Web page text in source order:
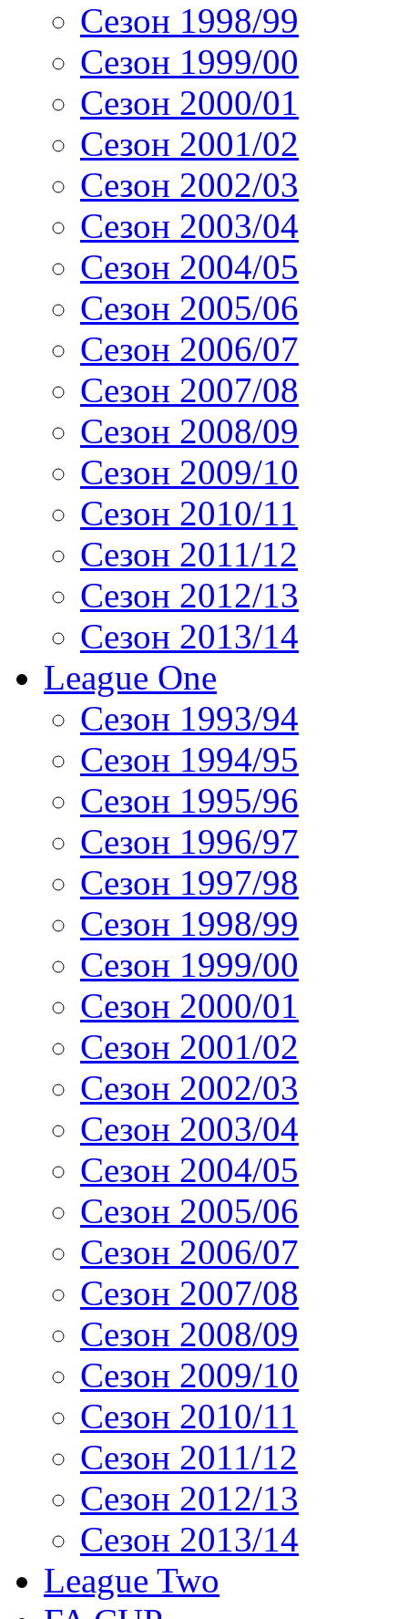
Сезон 1998/99
Сезон 1999/00
Сезон 2000/01
Сезон 2001/02
Сезон 2002/03
Сезон 2003/04
Сезон 2004/05
Сезон 2005/06
Сезон 2006/07
Сезон 2007/08
Сезон 2008/09
Сезон 2009/10
Сезон 2010/11
Сезон 2011/12
Сезон 2012/13
Сезон 2013/14
League One
Сезон 1993/94
Сезон 1994/95
Сезон 1995/96
Сезон 1996/97
Сезон 1997/98
Сезон 1998/99
Сезон 1999/00
Сезон 2000/01
Сезон 2001/02
Сезон 2002/03
Сезон 2003/04
Сезон 2004/05
Сезон 2005/06
Сезон 2006/07
Сезон 2007/08
Сезон 2008/09
Сезон 2009/10
Сезон 2010/11
Сезон 2011/12
Сезон 2012/13
Сезон 2013/14
League Two